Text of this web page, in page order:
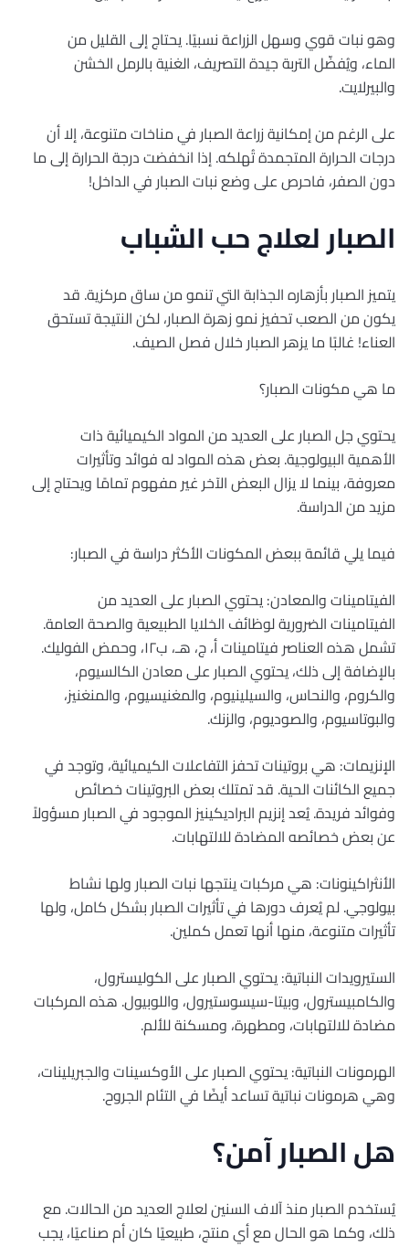
وهو نبات قوي وسهل الزراعة نسبيًا. يحتاج إلى القليل من
الماء، ويُفضّل التربة جيدة التصريف، الغنية بالرمل الخشن
والبيرلايت.
على الرغم من إمكانية زراعة الصبار في مناخات متنوعة، إلا أن
درجات الحرارة المتجمدة تُهلكه. إذا انخفضت درجة الحرارة إلى ما
دون الصفر، فاحرص على وضع نبات الصبار في الداخل!
الصبار لعلاج حب الشباب
يتميز الصبار بأزهاره الجذابة التي تنمو من ساق مركزية. قد
يكون من الصعب تحفيز نمو زهرة الصبار، لكن النتيجة تستحق
العناء! غالبًا ما يزهر الصبار خلال فصل الصيف.
ما هي مكونات الصبار؟
يحتوي جل الصبار على العديد من المواد الكيميائية ذات
الأهمية البيولوجية. بعض هذه المواد له فوائد وتأثيرات
معروفة، بينما لا يزال البعض الآخر غير مفهوم تمامًا ويحتاج إلى
مزيد من الدراسة.
فيما يلي قائمة ببعض المكونات الأكثر دراسة في الصبار:
الفيتامينات والمعادن: يحتوي الصبار على العديد من
الفيتامينات الضرورية لوظائف الخلايا الطبيعية والصحة العامة.
تشمل هذه العناصر فيتامينات أ، ج، هـ، ب١٢، وحمض الفوليك.
بالإضافة إلى ذلك، يحتوي الصبار على معادن الكالسيوم،
والكروم، والنحاس، والسيلينيوم، والمغنيسيوم، والمنغنيز،
والبوتاسيوم، والصوديوم، والزنك.
الإنزيمات: هي بروتينات تحفز التفاعلات الكيميائية، وتوجد في
جميع الكائنات الحية. قد تمتلك بعض البروتينات خصائص
وفوائد فريدة. يُعد إنزيم البراديكينيز الموجود في الصبار مسؤولاً
عن بعض خصائصه المضادة للالتهابات.
الأنثراكينونات: هي مركبات ينتجها نبات الصبار ولها نشاط
بيولوجي. لم يُعرف دورها في تأثيرات الصبار بشكل كامل، ولها
تأثيرات متنوعة، منها أنها تعمل كملين.
الستيرويدات النباتية: يحتوي الصبار على الكوليسترول،
والكامبيسترول، وبيتا-سيسوستيرول، واللوبيول. هذه المركبات
مضادة للالتهابات، ومطهرة، ومسكنة للألم.
الهرمونات النباتية: يحتوي الصبار على الأوكسينات والجبريلينات،
وهي هرمونات نباتية تساعد أيضًا في التئام الجروح.
هل الصبار آمن؟
يُستخدم الصبار منذ آلاف السنين لعلاج العديد من الحالات. مع
ذلك، وكما هو الحال مع أي منتج، طبيعيًا كان أم صناعيًا، يجب